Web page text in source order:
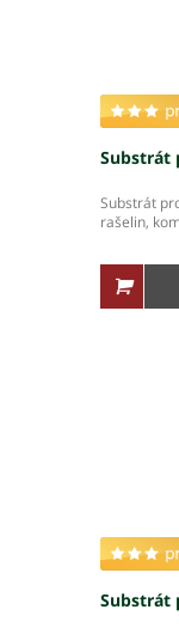
Olomoucký kraj
Zlínský kraj
Moravskoslezský
Základní
Lidé ve firmě
Výrobní závody
Zahradní centra
Substrát
Substrát
rašelin,
Substrát